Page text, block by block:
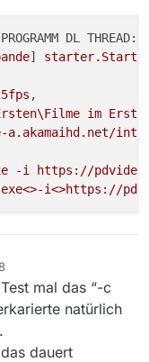
PROGRAMM DL THREAD:
]
,
im
int/
-i
https://
i<>https://
mal das “-c
natürlich
dauert